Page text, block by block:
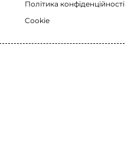
Політика конфіденційності
Cookie